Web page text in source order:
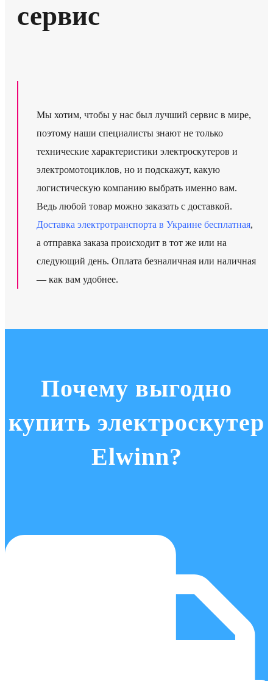
сервис
Мы хотим, чтобы у нас был лучший сервис в мире,
поэтому наши специалисты знают не только
технические характеристики электроскутеров и
электромотоциклов, но и подскажут, какую
логистическую компанию выбрать именно вам.
Ведь любой товар можно заказать с доставкой.
Доставка электротранспорта в Украине бесплатная,
а отправка заказа происходит в тот же или на
следующий день. Оплата безналичная или наличная
— как вам удобнее.
Почему выгодно
купить электроскутер
Elwinn?